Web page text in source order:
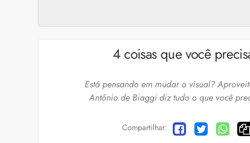
4 coisas que você
Está pensando em mudar o visual?
Antônio de Biaggi diz tudo o que você
Compartilhar: